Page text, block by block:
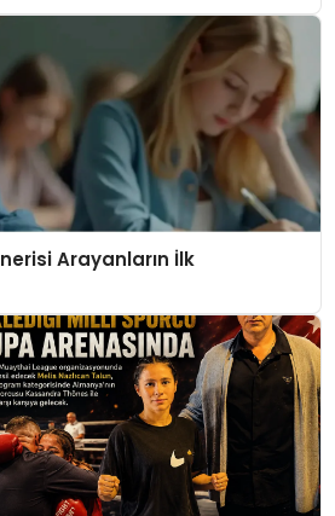
Arayanların İlk